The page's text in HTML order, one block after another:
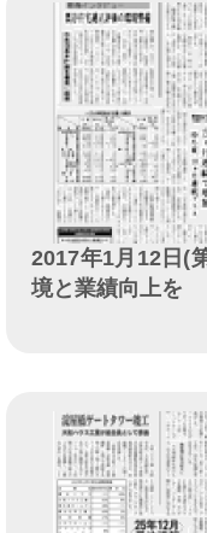
2017年1月12日(
境と業績向上を